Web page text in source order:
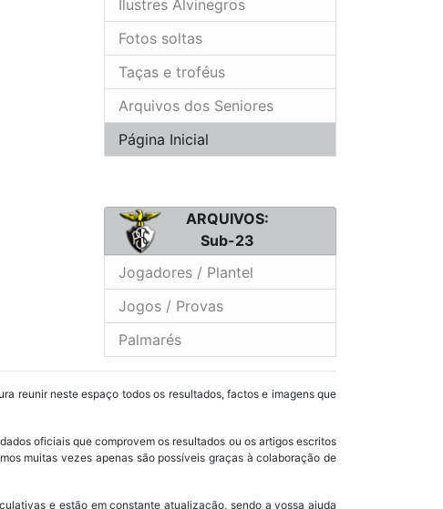
Ilustres Alvinegros
Fotos soltas
Taças e troféus
Arquivos dos Seniores
Página Inicial
ARQUIVOS:
Sub-23
Jogadores / Plantel
Jogos / Provas
Palmarés
reunir neste espaço todos os resultados, factos e imagens que
oficiais que comprovem os resultados ou os artigos escritos
muitas vezes apenas são possíveis graças à colaboração de
e estão em constante atualização, sendo a vossa ajuda